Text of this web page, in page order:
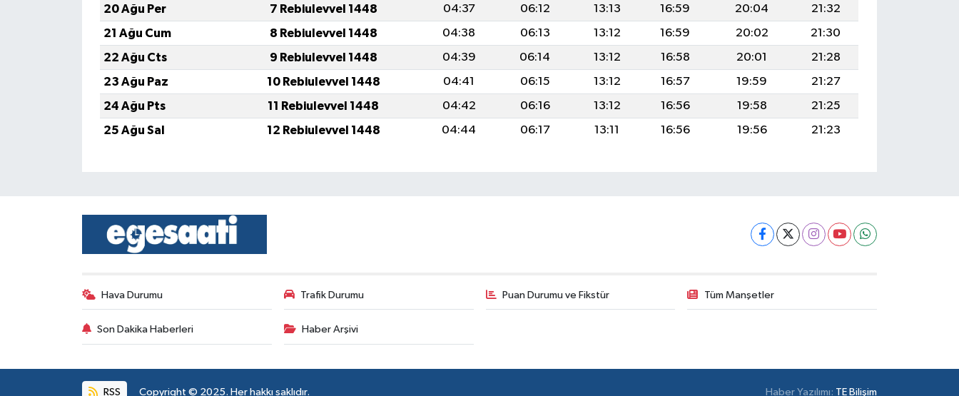
20 Ağu Per
7 Rebiulevvel 1448 04:37 06:12 13:13 16:59 20:04
21:32
21 Ağu Cum
8 Rebiulevvel 1448 04:38 06:13 13:12 16:59 20:02
21:30
22 Ağu Cts
9 Rebiulevvel 1448 04:39 06:14 13:12 16:58 20:01
21:28
23 Ağu Paz
10 Rebiulevvel 1448 04:41 06:15 13:12 16:57 19:59
21:27
24 Ağu Pts
11 Rebiulevvel 1448 04:42 06:16 13:12 16:56 19:58
21:25
25 Ağu Sal
12 Rebiulevvel 1448 04:44 06:17 13:11 16:56 19:56 21:23
Hava Durumu Trafik Durumu Puan Durumu ve Fikstür Tüm Manşetler
Son Dakika Haberleri Haber Arşivi
RSS Copyright © 2025. Her hakkı saklıdır. Haber Yazılımı: TE Bilişim